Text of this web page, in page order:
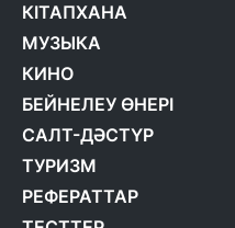
КІТАПХАНА
МУЗЫКА
КИНО
БЕЙНЕЛЕУ ӨНЕРІ
САЛТ-ДӘСТҮР
ТУРИЗМ
РЕФЕРАТТАР